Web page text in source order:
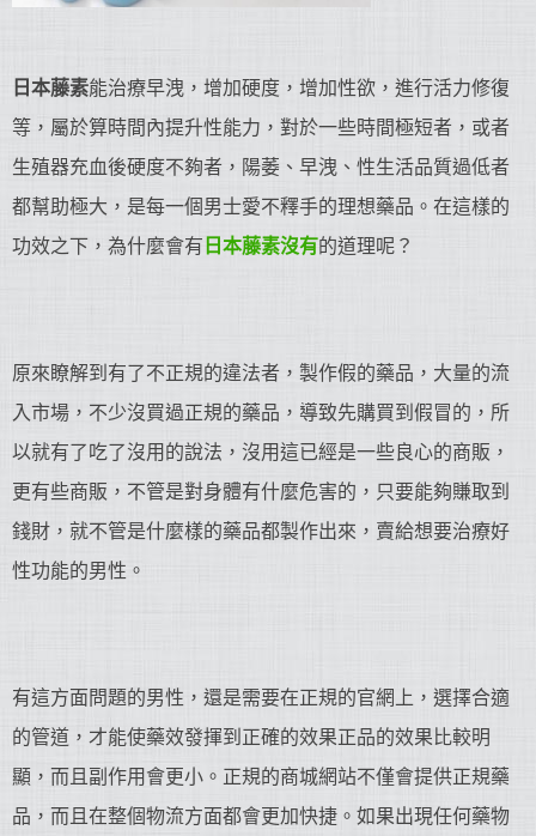
日本藤素能治療早洩，增加硬度，增加性欲，進行活力修復
等，屬於算時間內提升性能力，對於一些時間極短者，或者
生殖器充血後硬度不夠者，陽萎、早洩、性生活品質過低者
都幫助極大，是每一個男士愛不釋手的理想藥品。在這樣的
功效之下，為什麼會有 日本藤素沒有的道理呢？
原來瞭解到有了不正規的違法者，製作假的藥品，大量的流
入市場，不少沒買過正規的藥品，導致先購買到假冒的，所
以就有了吃了沒用的說法，沒用這已經是一些良心的商販，
更有些商販，不管是對身體有什麼危害的，只要能夠賺取到
錢財，就不管是什麼樣的藥品都製作出來，賣給想要治療好
性功能的男性。
有這方面問題的男性，還是需要在正規的官網上，選擇合適
的管道，才能使藥效發揮到正確的效果正品的效果比較明
顯，而且副作用會更小。正規的商城網站不僅會提供正規藥
品，而且在整個物流方面都會更加快捷。如果出現任何藥物